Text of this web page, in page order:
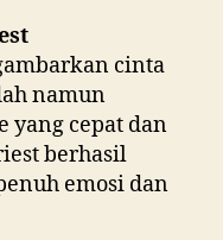
cinta
namun
yang cepat dan
berhasil
emosi dan